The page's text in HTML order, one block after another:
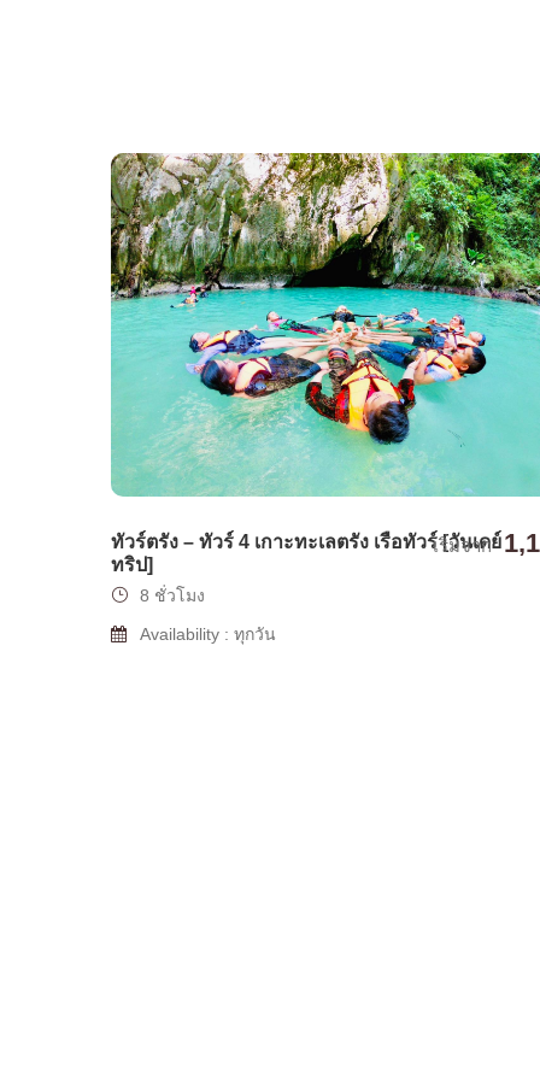
ทัวร์ตรัง – ทัวร์ 4 เกาะทะเลตรัง เรือทัวร์ [วันเดย์
ทริป]
เริ่มจาก
8 ชั่วโมง
Availability : ทุกวัน